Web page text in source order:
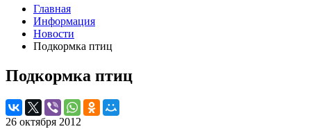
Главная
Информация
Новости
Подкормка птиц
Подкормка птиц
26 октября 2012